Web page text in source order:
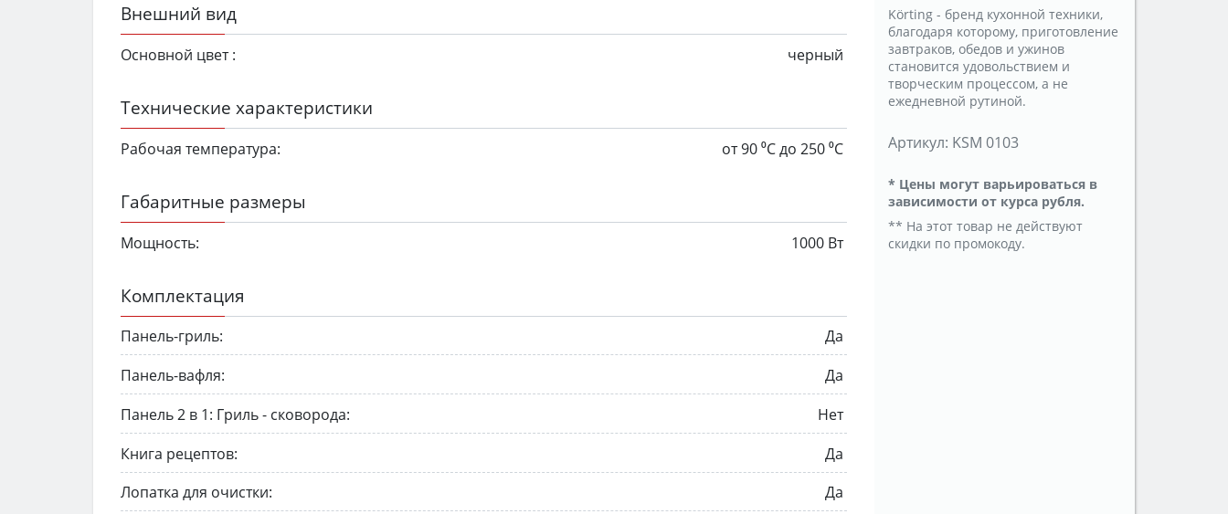
Внешний вид
Основной цвет : черный
Технические характеристики
Рабочая температура: от 90 ⁰С до 250 ⁰С
Габаритные размеры
Мощность: 1000 Вт
Комплектация
Панель-гриль:
Да
Панель-вафля:
Да
Панель 2 в 1: Гриль - сковорода:
Нет
Книга рецептов:
Да
Лопатка для очистки:
Да
Körting - бренд кухонной техники,
благодаря которому, приготовление
завтраков, обедов и ужинов
становится удовольствием и
творческим процессом, а не
ежедневной рутиной.
Артикул: KSM 0103
* Цены могут варьироваться в
зависимости от курса рубля.
** На этот товар не действуют
скидки по промокоду.